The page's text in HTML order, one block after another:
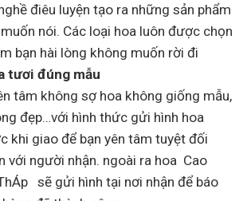
điêu luyện tạo ra những sản phẩm
nói. Các loại hoa luôn được chọn
bạn hài lòng không muốn rời đi
tươi đúng mẫu
tâm không sợ hoa không giống mẫu,
đẹp…với hình thức gửi hình hoa
khi giao để bạn yên tâm tuyệt đối
với người nhận. ngoài ra hoa Cao
sẽ gửi hình tại nơi nhận để báo